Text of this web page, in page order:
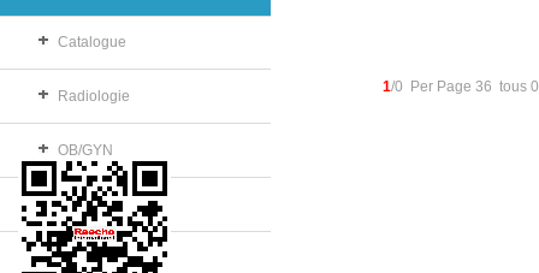
Catalogue
Radiologie
OB/GYN
Consommable
Salle d'opération
1/0 Per Page 36 tous